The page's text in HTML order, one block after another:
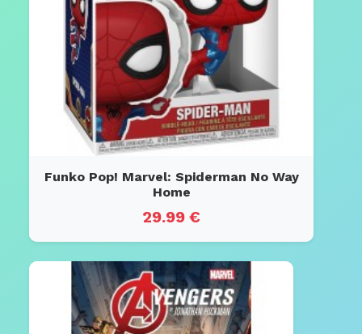
Funko Pop! Marvel: Spiderman No Way
Home
29.99 €